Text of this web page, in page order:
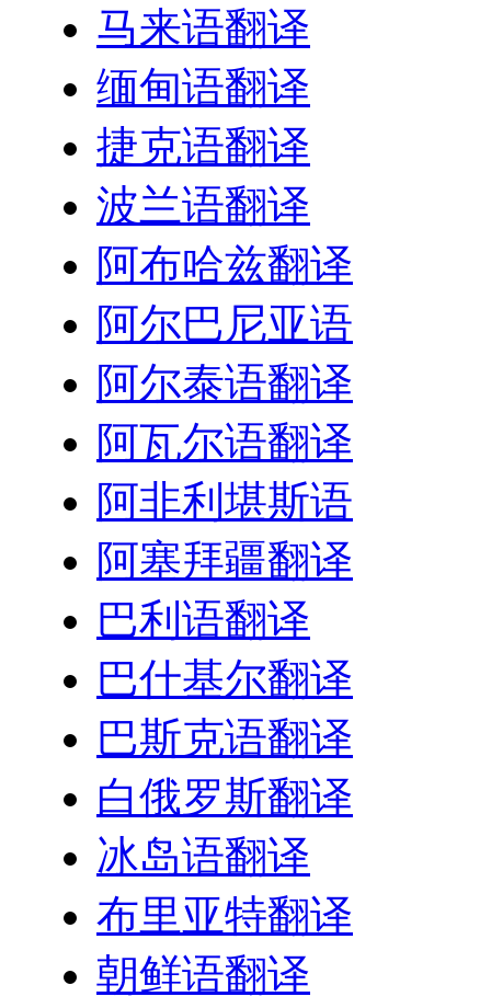
马来语翻译
缅甸语翻译
捷克语翻译
波兰语翻译
阿布哈兹翻译
阿尔巴尼亚语
阿尔泰语翻译
阿瓦尔语翻译
阿非利堪斯语
阿塞拜疆翻译
巴利语翻译
巴什基尔翻译
巴斯克语翻译
白俄罗斯翻译
冰岛语翻译
布里亚特翻译
朝鲜语翻译